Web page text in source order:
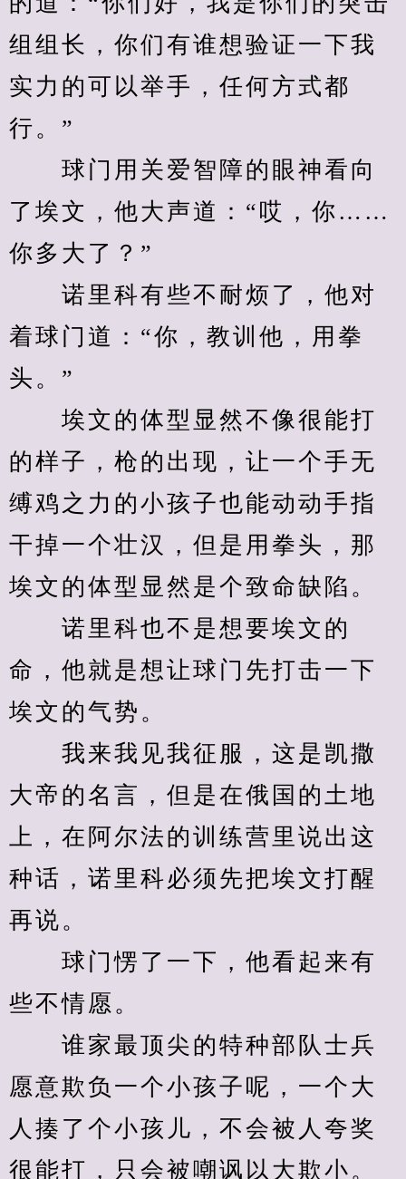
组组长，你们有谁想验证一下我
实力的可以举手，任何方式都
行。”
球门用关爱智障的眼神看向
了埃文，他大声道：“哎，你……
你多大了？”
诺里科有些不耐烦了，他对
着球门道：“你，教训他，用拳
头。”
埃文的体型显然不像很能打
的样子，枪的出现，让一个手无
缚鸡之力的小孩子也能动动手指
干掉一个壮汉，但是用拳头，那
埃文的体型显然是个致命缺陷。
诺里科也不是想要埃文的
命，他就是想让球门先打击一下
埃文的气势。
我来我见我征服，这是凯撒
大帝的名言，但是在俄国的土地
上，在阿尔法的训练营里说出这
种话，诺里科必须先把埃文打醒
再说。
球门愣了一下，他看起来有
些不情愿。
谁家最顶尖的特种部队士兵
愿意欺负一个小孩子呢，一个大
人揍了个小孩儿，不会被人夸奖
很能打，只会被嘲讽以大欺小。